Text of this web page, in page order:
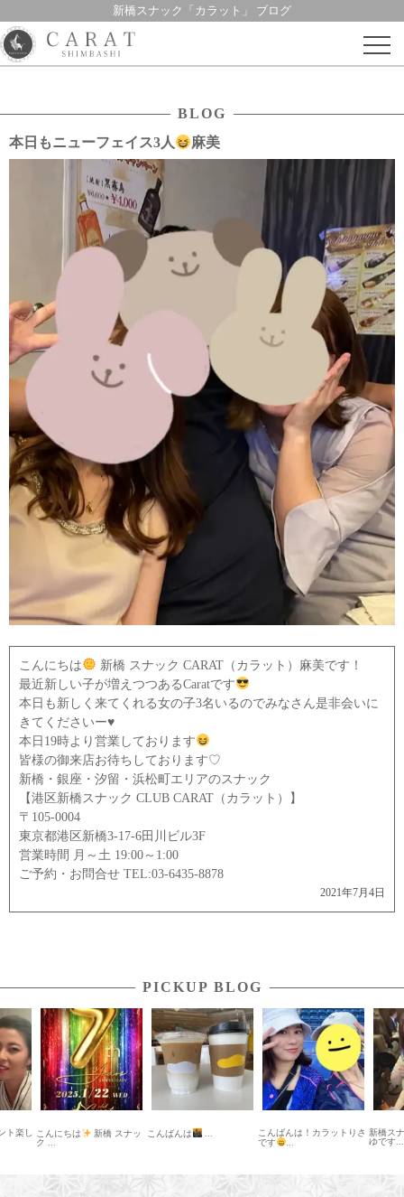
新橋スナック「カラット」 ブログ
Skip
BLOG
本日もニューフェイス3人
麻美
こんにちは
新橋 スナック CARAT（カラット）麻美です！
最近新しい子が増えつつあるCaratです
本日も新しく来てくれる女の子3名いるのでみなさん是非会いに
きてくださいー♥️
本日19時より営業しております
皆様の御来店お待ちしております♡
新橋・銀座・汐留・浜松町エリアのスナック
【港区新橋スナック CLUB CARAT（カラット）】
〒105-0004
東京都港区新橋3-17-6田川ビル3F
営業時間 月～土 19:00～1:00
ご予約・お問合せ TEL:03-6435-8878
2021年7月4日
PICKUP BLOG
ト楽し こんにちは
新橋 スナッ
ク ...
こんばんは
こんばんは！カラットりさ
です
新橋ス
ゆです...